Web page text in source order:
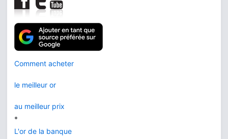
Comment acheter
le meilleur or
au meilleur prix
*
L'or de la banque